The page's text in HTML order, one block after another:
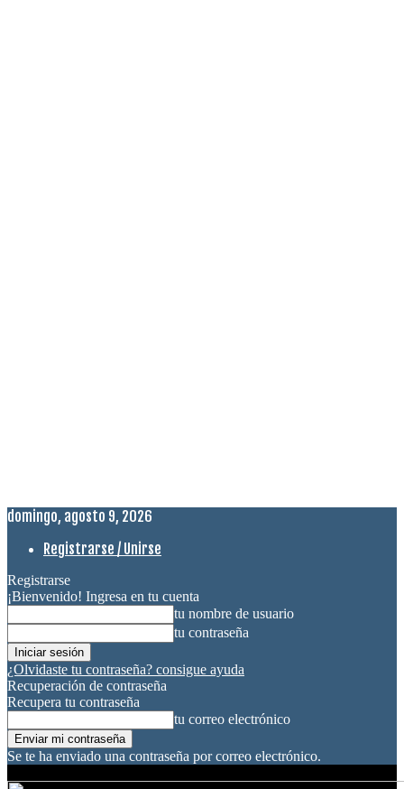
domingo, agosto 9, 2026
Registrarse / Unirse
Registrarse
¡Bienvenido! Ingresa en tu cuenta
tu nombre de usuario
tu contraseña
¿Olvidaste tu contraseña? consigue ayuda
Recuperación de contraseña
Recupera tu contraseña
tu correo electrónico
Se te ha enviado una contraseña por correo electrónico.